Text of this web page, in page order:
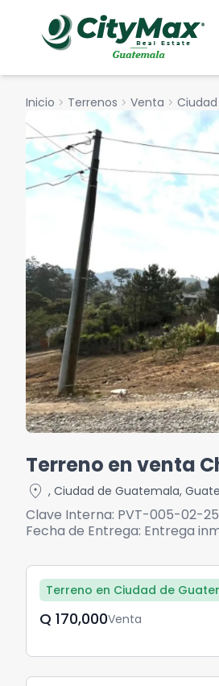
Inicio chevron_right Terrenos chevron_right Venta chevron_right
Terreno en venta
location_on , Ciudad de Guatemala,
Clave Interna: PVT-005-02-25
Fecha de Entrega: Entrega
Terreno en Ciudad de
Q	170,000Venta